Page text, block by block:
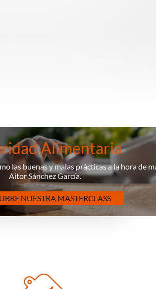
Alimentaria
las buenas y malas prácticas a la hora de
Aitor Sánchez García.
NUESTRA MASTERCLASS